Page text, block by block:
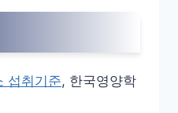
섭취기준, 한국영양학